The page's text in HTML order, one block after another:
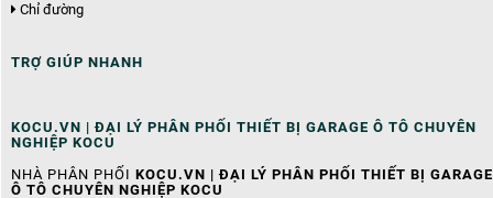
Chỉ đường
TRỢ GIÚP NHANH
KOCU.VN | ĐẠI LÝ PHÂN PHỐI THIẾT BỊ GARAGE Ô TÔ CHUYÊN
NGHIỆP KOCU
NHÀ PHÂN PHỐI KOCU.VN | ĐẠI LÝ PHÂN PHỐI THIẾT BỊ GARAGE
Ô TÔ CHUYÊN NGHIỆP KOCU